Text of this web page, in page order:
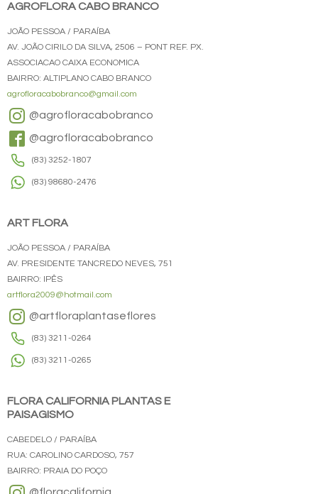
AGROFLORA CABO BRANCO
JOÃO PESSOA / PARAÍBA
AV. JOÃO CIRILO DA SILVA, 2506 – PONT REF. PX.
ASSOCIACAO CAIXA ECONOMICA
BAIRRO: ALTIPLANO CABO BRANCO
agrofloracabobranco@gmail.com
@agrofloracabobranco
@agrofloracabobranco
(83) 3252-1807
(83) 98680-2476
ART FLORA
JOÃO PESSOA / PARAÍBA
AV. PRESIDENTE TANCREDO NEVES, 751
BAIRRO: IPÊS
artflora2009@hotmail.com
@artfloraplantaseflores
(83) 3211-0264
(83) 3211-0265
FLORA CALIFORNIA PLANTAS E
PAISAGISMO
CABEDELO / PARAÍBA
RUA: CAROLINO CARDOSO, 757
BAIRRO: PRAIA DO POÇO